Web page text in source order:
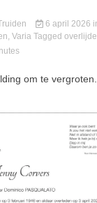
6 april 2026
, Varia Tagged
om te vergroten.